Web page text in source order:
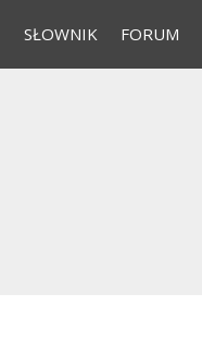
SŁOWNIK FORUM